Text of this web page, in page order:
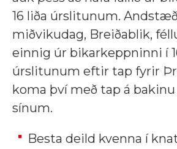
16 liða úrslitunum.
miðvikudag, Breiðablik,
einnig úr bikarkeppninni í
úrslitunum eftir tap fyrir
koma því með tap á
sínum.
Besta deild kvenna í